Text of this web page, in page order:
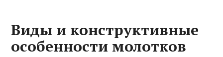
Виды и конструктивные
особенности молотков